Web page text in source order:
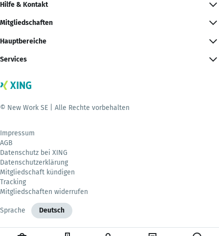
Hilfe & Kontakt
Mitgliedschaften
Hauptbereiche
Services
© New Work SE | Alle Rechte vorbehalten
Impressum
AGB
Datenschutz bei XING
Datenschutzerklärung
Mitgliedschaft kündigen
Tracking
Mitgliedschaften widerrufen
Sprache Deutsch